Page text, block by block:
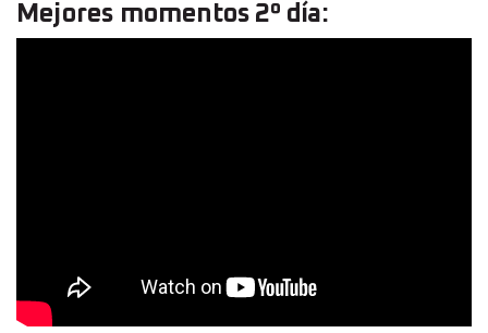
Mejores momentos 2º día: